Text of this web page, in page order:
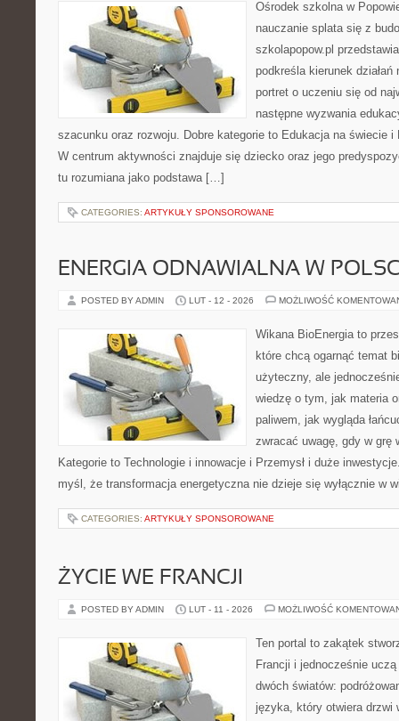
Ośrodek szkolna w
nauczanie splata się z
szkolapopow.pl
podkreśla kierunek
portret o uczeniu się od
następne wyzwania
szacunku oraz rozwoju. Dobre kategorie to Edukacja na świecie
W centrum aktywności znajduje się dziecko oraz jego
tu rozumiana jako podstawa […]
CATEGORIES: ARTYKUŁY SPONSOROWANE
ENERGIA ODNAWIALNA W
POSTED BY ADMIN LUT - 12 - 2026 MOŻLIWOŚĆ
Wikana BioEnergia to
które chcą ogarnąć temat
użyteczny, ale
wiedzę o tym, jak materia
paliwem, jak wygląda
zwracać uwagę, gdy w grę
Kategorie to Technologie i innowacje i Przemysł i duże
myśl, że transformacja energetyczna nie dzieje się wyłącznie w
CATEGORIES: ARTYKUŁY SPONSOROWANE
ŻYCIE WE FRANCJI
POSTED BY ADMIN LUT - 11 - 2026 MOŻLIWOŚĆ
Ten portal to zakątek
Francji i jednocześnie
dwóch światów:
języka, który otwiera drzwi